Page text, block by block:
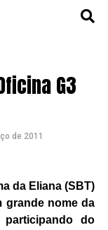
G3
de 2011
da Eliana (SBT)
grande nome da
do